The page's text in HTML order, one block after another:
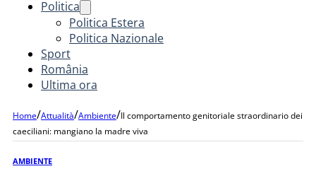
Politica
Politica Estera
Politica Nazionale
Sport
România
Ultima ora
Home/Attualità/Ambiente/Il comportamento genitoriale straordinario dei
caeciliani: mangiano la madre viva
AMBIENTE